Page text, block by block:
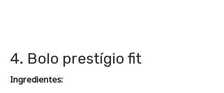
4. Bolo prestígio fit
Ingredientes: